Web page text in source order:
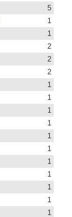
5
1
1
2
2
2
1
1
1
1
1
1
1
1
1
1
1